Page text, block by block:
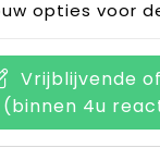
opties voor
Vrijblijvende
(binnen 4u